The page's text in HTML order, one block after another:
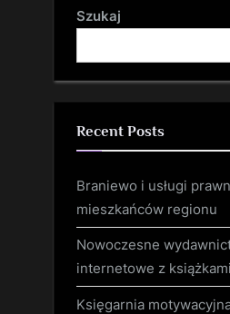
Szukaj
Recent Posts
Braniewo i usługi
mieszkańców regionu
Nowoczesne
internetowe z książkami
Księgarnia